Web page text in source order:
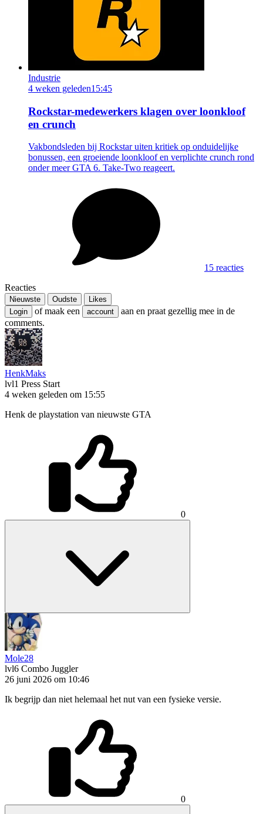
Industrie
4 weken geleden15:45
Rockstar-medewerkers klagen over loonkloof
en crunch
Vakbondsleden bij Rockstar uiten kritiek op onduidelijke
bonussen, een groeiende loonkloof en verplichte crunch rond
onder meer GTA 6. Take-Two reageert.
15 reacties
Reacties
Nieuwste Oudste
Likes
Login
of maak een account
aan en praat gezellig mee in de
comments.
HenkMaks
lvl1 Press Start
4 weken geleden om 15:55
Henk de playstation van nieuwste GTA
0
Mole28
lvl6 Combo Juggler
26 juni 2026 om 10:46
Ik begrijp dan niet helemaal het nut van een fysieke versie.
0